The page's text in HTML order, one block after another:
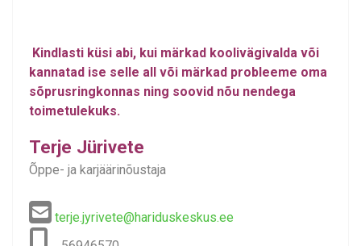
Kindlasti küsi abi, kui märkad koolivägivalda või
kannatad ise selle all või märkad probleeme oma
sõprusringkonnas ning soovid nõu nendega
toimetulekuks.
Terje Jürivete
Õppe- ja karjäärinõustaja
terje.jyrivete@hariduskeskus.ee